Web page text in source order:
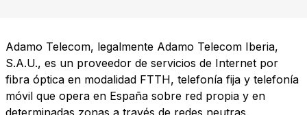
Adamo Telecom, legalmente Adamo Telecom Iberia,
S.A.U., es un proveedor de servicios de Internet por
fibra óptica en modalidad FTTH, telefonía fija y telefonía
móvil que opera en España sobre red propia y en